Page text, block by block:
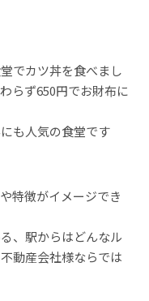
でカツ丼を食べまし
らず650円でお財布に
も人気の食堂です
特徴がイメージでき
、駅からはどんなル
動産会社様ならでは